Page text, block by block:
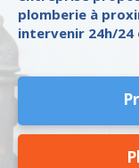
plomberie à
intervenir 24h/24